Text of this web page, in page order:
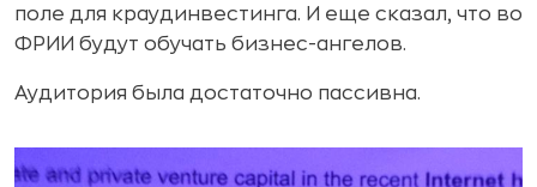
поле для краудинвестинга. И еще сказал, что во
ФРИИ будут обучать бизнес-ангелов.
Аудитория была достаточно пассивна.